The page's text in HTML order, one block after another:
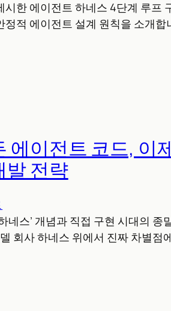
한 에이전트 하네스 4단계 루프
정적 에이전트 설계 원칙을 소개합
에이전트 코드, 이
발 전략
네스’ 개념과 직접 구현 시대의
회사 하네스 위에서 진짜 차별점